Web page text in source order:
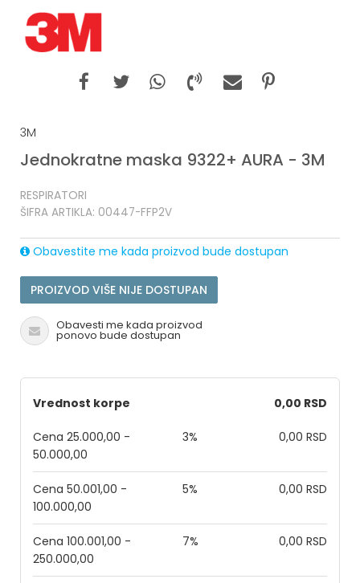
3M
Jednokratne maska 9322+ AURA - 3M
RESPIRATORI
ŠIFRA ARTIKLA: 00447-FFP2V
Obavestite me kada proizvod bude dostupan
PROIZVOD VIŠE NIJE DOSTUPAN
Obavesti me kada proizvod
ponovo bude dostupan
Vrednost korpe 0,00 RSD
Cena 25.000,00 -
50.000,00
3% 0,00 RSD
Cena 50.001,00 -
100.000,00
5% 0,00 RSD
Cena 100.001,00 -
250.000,00
7% 0,00 RSD